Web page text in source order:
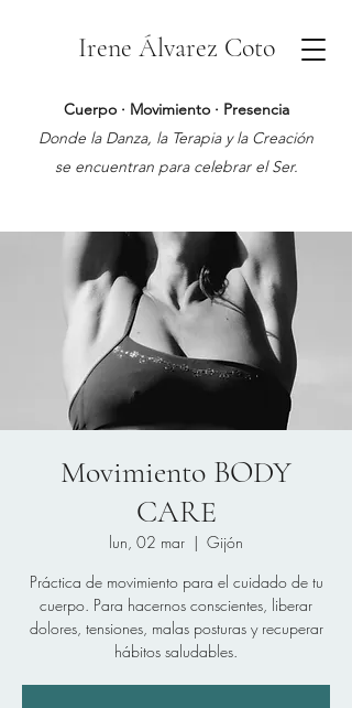
Irene Álvarez Coto
Cuerpo · Movimiento · Presencia
Donde la Danza, la Terapia y la Creación
se encuentran para celebrar el Ser.
Movimiento BODY
CARE
lun, 02 mar
  |
Gijón
Práctica de movimiento para el cuidado de tu
cuerpo. Para hacernos conscientes, liberar
dolores, tensiones, malas posturas y recuperar
hábitos saludables.